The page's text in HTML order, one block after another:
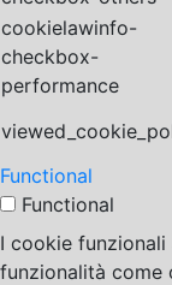
cookielawinfo-
checkbox-
performance
Functional
Functional
I cookie
funzionalità come